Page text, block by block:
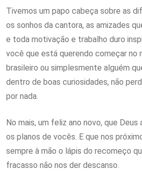
Tivemos um papo cabeça sobre as
os sonhos da cantora, as amizades
e toda motivação e trabalho duro
você que está querendo começar no
brasileiro ou simplesmente alguém
dentro de boas curiosidades, não
por nada.
No mais, um feliz ano novo, que
os planos de vocês. E que nos
sempre à mão o lápis do recomeço
fracasso não nos der descanso.